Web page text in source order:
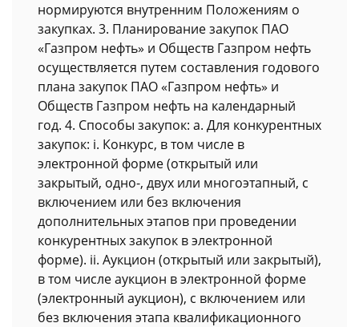
нормируются внутренним Положениям о
закупках. 3. Планирование закупок ПАО
«Газпром нефть» и Обществ Газпром нефть
осуществляется путем составления годового
плана закупок ПАО «Газпром нефть» и
Обществ Газпром нефть на календарный
год. 4. Способы закупок: a. Для конкурентных
закупок: i. Конкурс, в том числе в
электронной форме (открытый или
закрытый, одно-, двух или многоэтапный, с
включением или без включения
дополнительных этапов при проведении
конкурентных закупок в электронной
форме). ii. Аукцион (открытый или закрытый),
в том числе аукцион в электронной форме
(электронный аукцион), с включением или
без включения этапа квалификационного